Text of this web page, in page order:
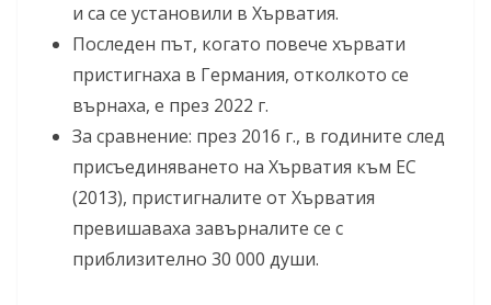
и са се установили в Хърватия.
Последен път, когато повече хървати
пристигнаха в Германия, отколкото се
върнаха, е през 2022 г.
За сравнение: през 2016 г., в годините след
присъединяването на Хърватия към ЕС
(2013), пристигналите от Хърватия
превишаваха завърналите се с
приблизително 30 000 души.